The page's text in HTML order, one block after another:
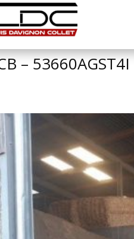
– 53660AGST4I